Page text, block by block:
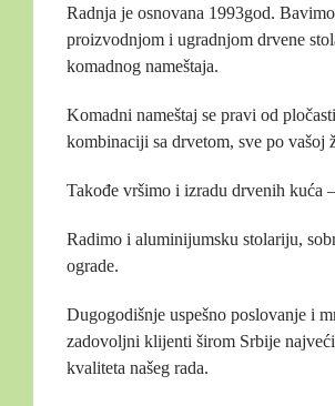
Radnja je osnovana 1993god.
proizvodnjom i ugradnjom drvene
komadnog nameštaja.
Komadni nameštaj se pravi od
kombinaciji sa drvetom, sve po vašoj
Takođe vršimo i izradu drvenih kuća
Radimo i aluminijumsku stolariju,
ograde.
Dugogodišnje uspešno poslovanje i
zadovoljni klijenti širom Srbije
kvaliteta našeg rada.